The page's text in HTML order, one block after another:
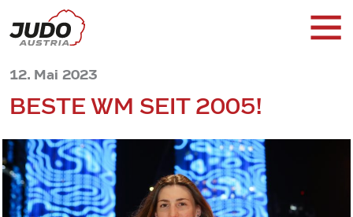
12. Mai 2023
BESTE WM SEIT 2005!